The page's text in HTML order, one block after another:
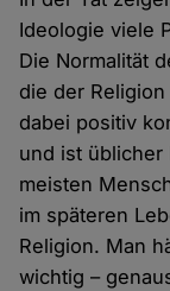
Ideologie viele
Die Normalität
die der
dabei positiv
und ist üblicher
meisten
im späteren
Religion. Man
wichtig –